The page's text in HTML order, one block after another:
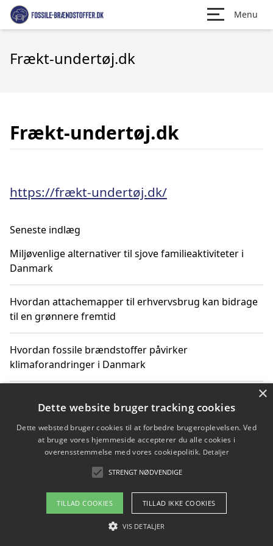
Menu
Frækt-undertøj.dk
Frækt-undertøj.dk
https://frækt-undertøj.dk/
Seneste indlæg
Miljøvenlige alternativer til sjove familieaktiviteter i
Danmark
Hvordan attachemapper til erhvervsbrug kan bidrage
til en grønnere fremtid
Hvordan fossile brændstoffer påvirker
klimaforandringer i Danmark
klimaændringer
Hvordan citater om fossile brændstoffer kan ændre
Copyright 2026 - Pilanto Aps
Om / kontakt
×
Dette website bruger tracking cookies
Dette websted bruger cookies til at forbedre brugeroplevelsen. Ved
at bruge vores hjemmeside accepterer du alle cookies i
overensstemmelse med vores cookiepolitik. Detaljer
STRENGT NØDVENDIGE
TILLAD COOKIES TILLAD IKKE COOKIES
VIS DETALJER